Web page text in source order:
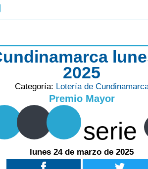
2025
Categoría: Lotería de
Premio Mayor
serie
lunes 24 de marzo de 2025